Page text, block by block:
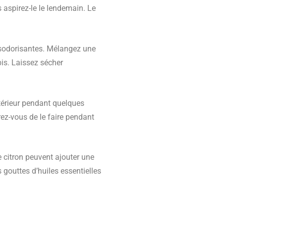
le le lendemain. Le
Mélangez une
Laissez sécher
pendant quelques
vous de le faire pendant
citron peuvent ajouter une
d’huiles essentielles